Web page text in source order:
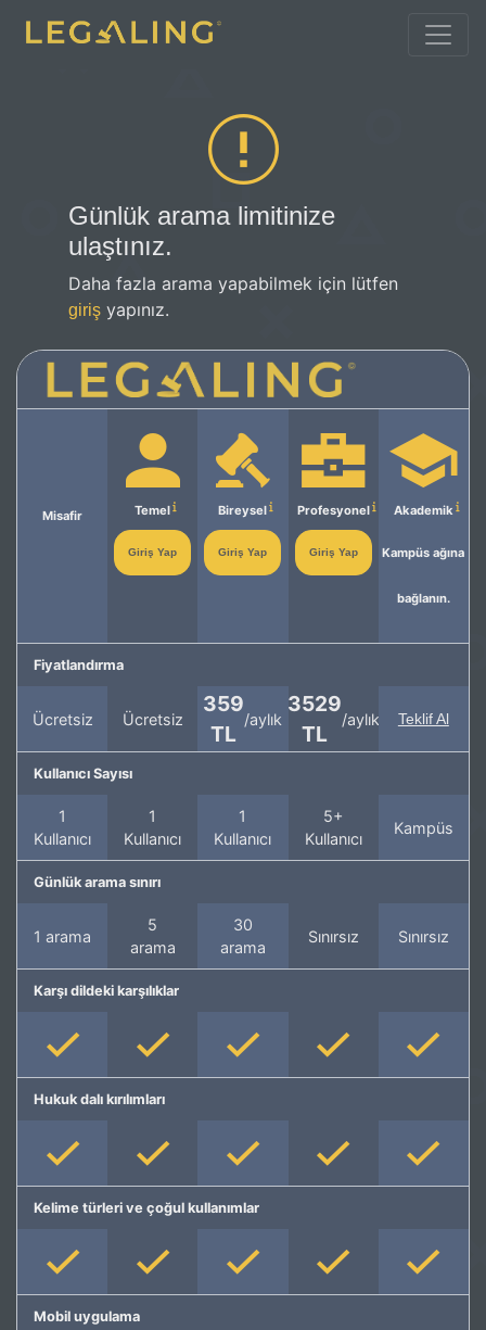
Günlük arama limitinize
ulaştınız.
Daha fazla arama yapabilmek için lütfen
giriş yapınız.
Misafir Temel
Giriş Yap
Bireysel
Giriş Yap
Profesyonel
Giriş Yap
Akademik
Kampüs ağına
bağlanın.
Fiyatlandırma
Ücretsiz Ücretsiz
359
TL
/aylık
3529
TL
/aylık Teklif Al
Kullanıcı Sayısı
1
Kullanıcı
1
Kullanıcı
1
Kullanıcı
5+
Kullanıcı
Kampüs
Günlük arama sınırı
1 arama
5
arama
30
arama
Sınırsız Sınırsız
Karşı dildeki karşılıklar
Hukuk dalı kırılımları
Kelime türleri ve çoğul kullanımlar
Mobil uygulama